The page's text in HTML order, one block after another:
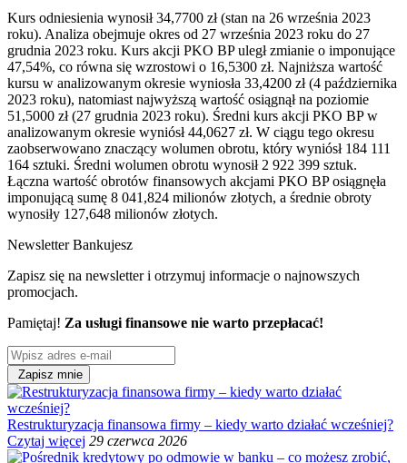
Kurs odniesienia wynosił 34,7700 zł (stan na 26 września 2023
roku). Analiza obejmuje okres od 27 września 2023 roku do 27
grudnia 2023 roku. Kurs akcji PKO BP uległ zmianie o imponujące
47,54%, co równa się wzrostowi o 16,5300 zł. Najniższa wartość
kursu w analizowanym okresie wyniosła 33,4200 zł (4 października
2023 roku), natomiast najwyższą wartość osiągnął na poziomie
51,5000 zł (27 grudnia 2023 roku). Średni kurs akcji PKO BP w
analizowanym okresie wyniósł 44,0627 zł. W ciągu tego okresu
zaobserwowano znaczący wolumen obrotu, który wyniósł 184 111
164 sztuki. Średni wolumen obrotu wynosił 2 922 399 sztuk.
Łączna wartość obrotów finansowych akcjami PKO BP osiągnęła
imponującą sumę 8 041,824 milionów złotych, a średnie obroty
wynosiły 127,648 milionów złotych.
Newsletter Bankujesz
Zapisz się na newsletter i otrzymuj informacje o najnowszych
promocjach.
Pamiętaj! Za usługi finansowe nie warto przepłacać!
Zapisz mnie
Restrukturyzacja finansowa firmy – kiedy warto działać wcześniej?
Czytaj więcej 29 czerwca 2026